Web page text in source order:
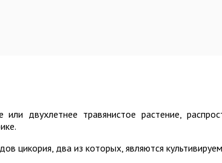
двухлетнее травянистое растение,
цикория, два из которых, являются